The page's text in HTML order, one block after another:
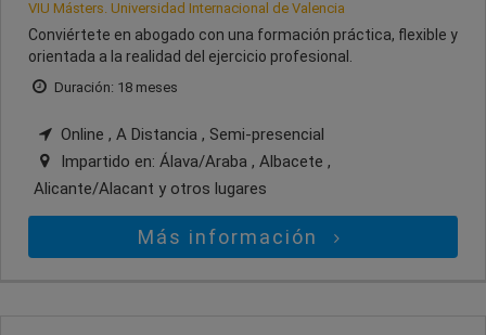
VIU Másters. Universidad Internacional de Valencia
Conviértete en abogado con una formación práctica, flexible y
orientada a la realidad del ejercicio profesional.
Duración: 18 meses
Online , A Distancia , Semi-presencial
Impartido en: Álava/Araba , Albacete ,
Alicante/Alacant y otros lugares
Más información